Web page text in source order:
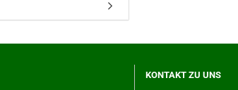
KONTAKT ZU UNS